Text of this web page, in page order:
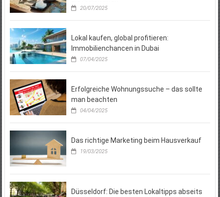
20/07/2025
Lokal kaufen, global profitieren:
Immobilienchancen in Dubai
07/04/2025
Erfolgreiche Wohnungssuche – das sollte
man beachten
04/04/2025
Das richtige Marketing beim Hausverkauf
19/03/2025
Düsseldorf: Die besten Lokaltipps abseits